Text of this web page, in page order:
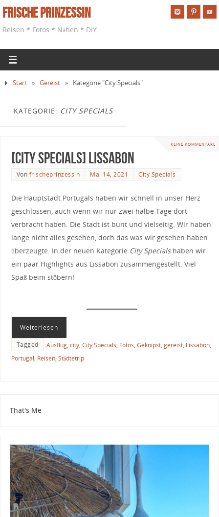
Frische Prinzessin
Reisen * Fotos * Nähen * DIY
Start » Gereist » Kategorie "City Specials"
KATEGORIE: CITY SPECIALS
KEINE KOMMENTARE
[City Specials] Lissabon
Von frischeprinzessin Mai 14, 2021 City Specials
Die Hauptstadt Portugals haben wir schnell in unser Herz
geschlossen, auch wenn wir nur zwei halbe Tage dort
verbracht haben. Die Stadt ist bunt und vielseitig. Wir haben
lange nicht alles gesehen, doch das was wir gesehen haben
überzeugte. In der neuen Kategorie City Specialshaben wir
ein paar Highlights aus Lissabon zusammengestellt. Viel
Spaß beim stöbern!
Weiterlesen
Tagged Ausflug, city, City Specials, Fotos, Geknipst, gereist, Lissabon,
Portugal, Reisen, Städtetrip
That's Me